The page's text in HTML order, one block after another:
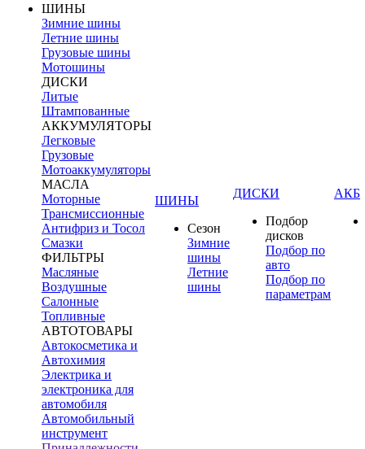
ШИНЫ
Зимние шины
Летние шины
Грузовые шины
Мотошины
ДИСКИ
Литые
Штампованные
АККУМУЛЯТОРЫ
Легковые
Грузовые
Мотоаккумуляторы
МАСЛА
Моторные
Трансмиссионные
Антифриз и Тосол
Смазки
ФИЛЬТРЫ
Масляные
Воздушные
Салонные
Топливные
АВТОТОВАРЫ
Автокосметика и
Автохимия
Электрика и
электроника для
автомобиля
Автомобильный
инструмент
ШИНЫ
Сезон
Зимние
шины
Летние
шины
ДИСКИ
Подбор
дисков
Подбор по
авто
Подбор по
параметрам
АКБ